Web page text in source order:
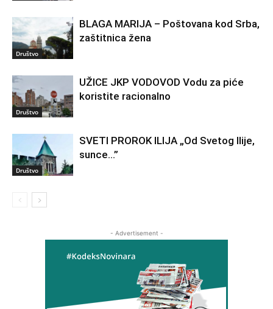
Društvo
BLAGA MARIJA – Poštovana kod Srba,
zaštitnica žena
Društvo
UŽICE JKP VODOVOD Vodu za piće
koristite racionalno
Društvo
SVETI PROROK ILIJA „Od Svetog Ilije,
sunce…”
- Advertisement -